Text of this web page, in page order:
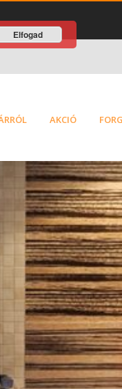
AKCIÓ
Elfogad